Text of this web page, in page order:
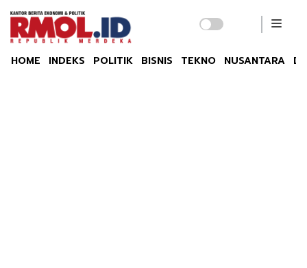
HOME INDEKS POLITIK BISNIS TEKNO NUSANTARA